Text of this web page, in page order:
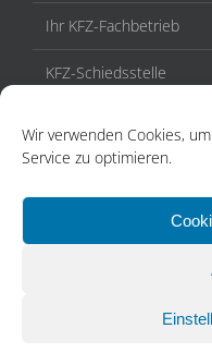
Wir verwenden Cookies,
Service zu optimieren.
Ihr KFZ-Fachbetrieb
KFZ-Schiedsstelle
Aktuelles